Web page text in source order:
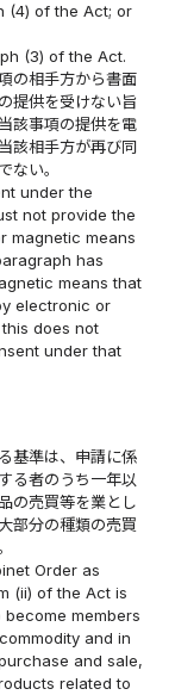
(4) of the Act; or
(3) of the Act.
の相手方から書面
提供を受けない旨
該事項の提供を電
該相手方が再び同
ない。
under the
not provide the
magnetic means
has
means that
electronic or
does not
under that
基準は、申請に係
る者のうち一年以
の売買等を業とし
部分の種類の売買
Order as
(ii) of the Act is
members
and in
and sale,
related to